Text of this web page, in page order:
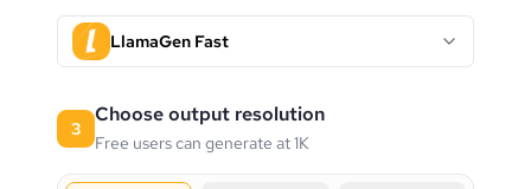
LlamaGen Fast
3
Choose output resolution
Free users can generate at 1K